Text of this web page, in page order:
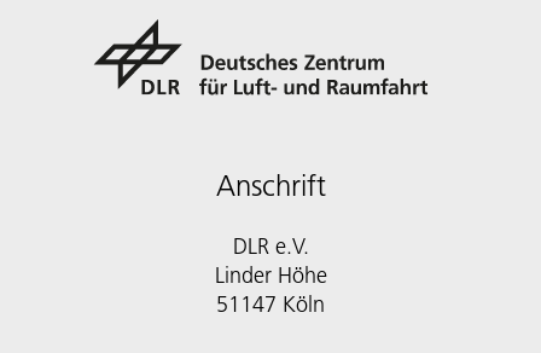
Anschrift
DLR e.V.
Linder Höhe
51147 Köln